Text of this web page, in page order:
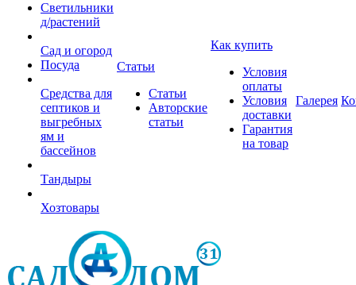
Светильники
д/растений
Сад и огород
Посуда
Средства для
септиков и
выгребных
ям и
бассейнов
Тандыры
Хозтовары
Статьи
Статьи
Авторские
статьи
Как купить
Условия
оплаты
Условия
доставки
Гарантия
на товар
Галерея